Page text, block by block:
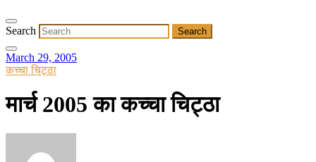
Search
March 29, 2005
कच्चा चिट्ठा
मार्च 2005 का कच्चा चिट्ठा